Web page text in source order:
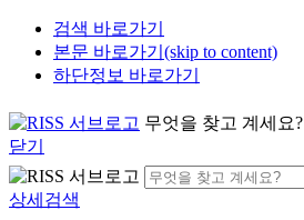
검색 바로가기
본문 바로가기(skip to content)
하단정보 바로가기
무엇을 찾고 계세요?
닫기
상세검색